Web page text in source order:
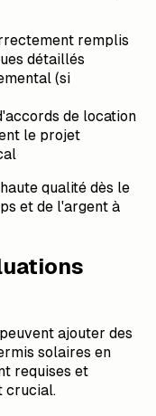
remplis
détaillés
(si
de location
le projet
qualité dès le
et de l'argent à
ajouter des
solaires en
requises et
crucial.